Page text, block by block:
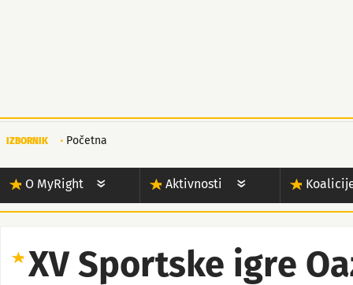
IZBORNIK Početna
O MyRight Aktivnosti
XV Sportske igre